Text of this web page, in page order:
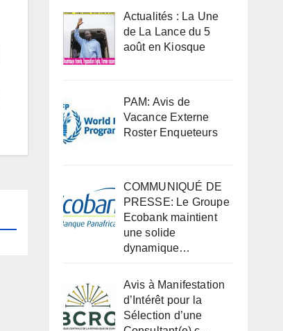
Actualités : La Une
de La Lance du 5
août en Kiosque
PAM: Avis de
Vacance Externe
Roster Enqueteurs
COMMUNIQUÉ DE
PRESSE: Le Groupe
Ecobank maintient
une solide
dynamique…
Avis à Manifestation
d’Intérêt pour la
Sélection d’une